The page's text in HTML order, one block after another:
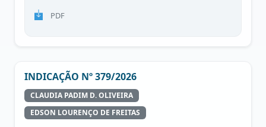
PDF
INDICAÇÃO Nº 379/2026
CLAUDIA PADIM D. OLIVEIRA
EDSON LOURENÇO DE FREITAS